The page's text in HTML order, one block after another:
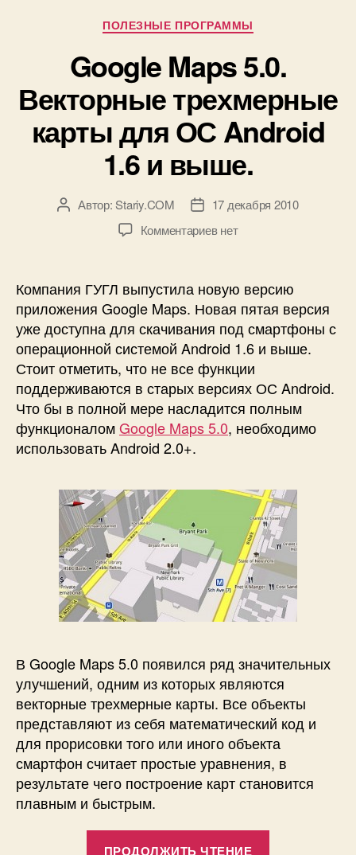
Android
смартфон.»
Рубрики
ПОЛЕЗНЫЕ ПРОГРАММЫ
Google Maps 5.0.
Векторные трехмерные
карты для ОС Android
1.6 и выше.
АвторАвтор:Stariy.COM
Дата17 декабря 2010
Комментариевк
5.0.
Векторные
трехмерные
карты
для
ОС
Android
1.6
и
нет
Компания ГУГЛ выпустила новую версию
приложения Google Maps. Новая пятая версия
уже доступна для скачивания под смартфоны с
операционной системой Android 1.6 и выше.
Стоит отметить, что не все функции
поддерживаются в старых версиях ОС Android.
Что бы в полной мере насладится полным
функционаломGoogle Maps 5.0, необходимо
использовать Android 2.0+.
В Google Maps 5.0 появился ряд значительных
улучшений, одним из которых являются
векторные трехмерные карты. Все объекты
представляют из себя математический код и
для прорисовки того или иного объекта
смартфон считает простые уравнения, в
результате чего построение карт становится
плавным и быстрым.
ПРОДОЛЖИТЬ ЧТЕНИЕ